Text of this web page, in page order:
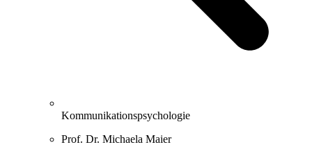
Kommunikationspsychologie
Prof. Dr. Michaela Maier